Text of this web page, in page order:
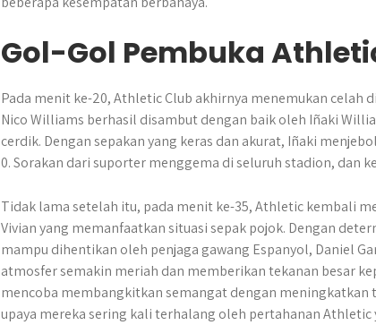
Gol-Gol Pembuka
Pada menit ke-20, Athletic Club akhirnya menemukan celah
Nico Williams berhasil disambut dengan baik oleh Iñaki
cerdik. Dengan sepakan yang keras dan akurat, Iñaki
0. Sorakan dari suporter menggema di seluruh stadion, dan
Tidak lama setelah itu, pada menit ke-35, Athletic kembali
Vivian yang memanfaatkan situasi sepak pojok. Dengan
mampu dihentikan oleh penjaga gawang Espanyol, Daniel
atmosfer semakin meriah dan memberikan tekanan besar
mencoba membangkitkan semangat dengan meningkatkan
upaya mereka sering kali terhalang oleh pertahanan